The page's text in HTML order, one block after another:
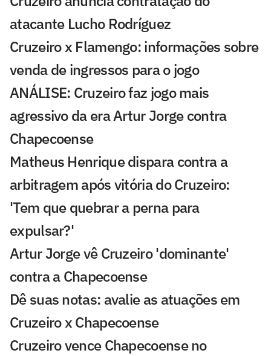
atacante Lucho Rodríguez
Cruzeiro x Flamengo: informações sobre
venda de ingressos para o jogo
ANÁLISE: Cruzeiro faz jogo mais
agressivo da era Artur Jorge contra
Chapecoense
Matheus Henrique dispara contra a
arbitragem após vitória do Cruzeiro:
'Tem que quebrar a perna para
expulsar?'
Artur Jorge vê Cruzeiro 'dominante'
contra a Chapecoense
Dê suas notas: avalie as atuações em
Cruzeiro x Chapecoense
Cruzeiro vence Chapecoense no